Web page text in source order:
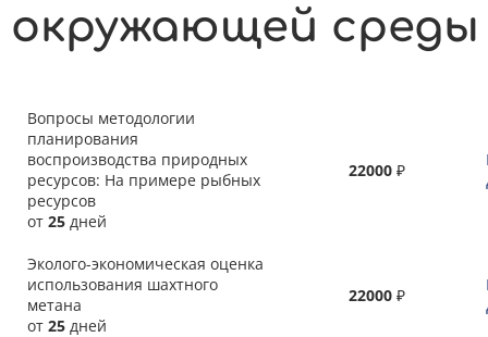
окружающей среды
Вопросы методологии
планирования
воспроизводства природных
ресурсов: На примере рыбных
ресурсов
от 25 дней
22000 ₽
Эколого-экономическая оценка
использования шахтного
метана
от 25 дней
22000 ₽